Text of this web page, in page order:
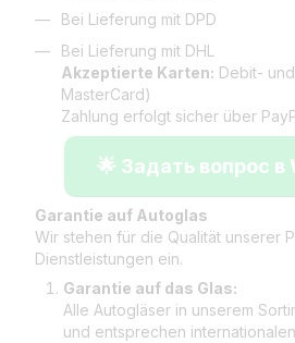
Bei Lieferung mit DPD
Bei Lieferung mit DHL
Akzeptierte Karten: Debit-
MasterCard)
Zahlung erfolgt sicher über
🌟 Задать вопрос в
Garantie auf Autoglas
Wir stehen für die Qualität unserer
Dienstleistungen ein.
Garantie auf das Glas:
Alle Autogläser in unserem
und entsprechen